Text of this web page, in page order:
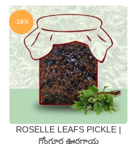
-28%
QTY
ROSELLE LEAFS PICKLE |
గోంగూర ఊరగాయ